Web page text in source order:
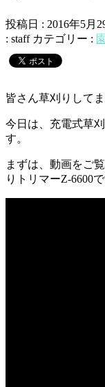
投稿日 : 2016年5月
: staff カテゴリー :
皆さん草刈りして
今日は、充電式草
す。
まずは、動画をご
りトリマーZ-6600で